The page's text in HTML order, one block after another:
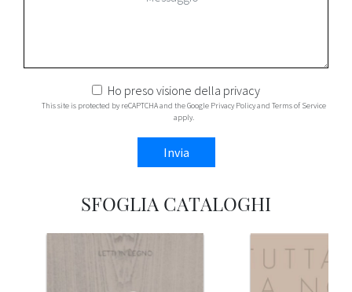
Ho preso visione della privacy
This site is protected by reCAPTCHA and the Google Privacy Policyand Terms of Service
apply.
Invia
SFOGLIA CATALOGHI